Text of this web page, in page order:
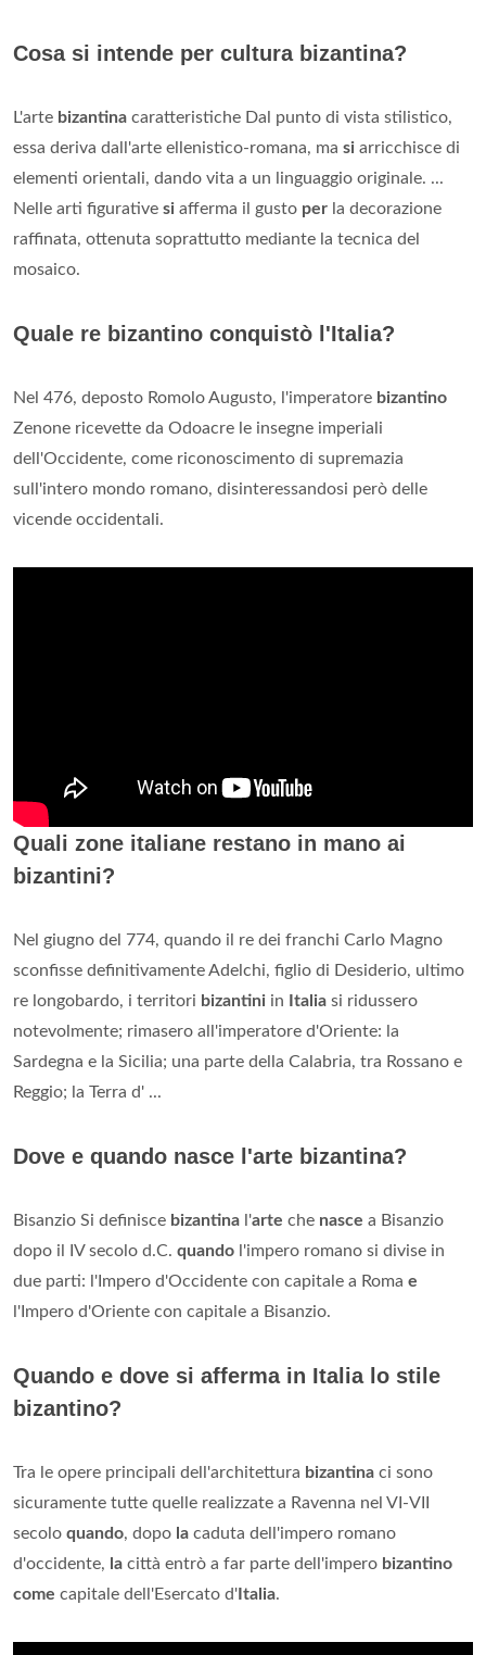
Cosa si intende per cultura bizantina?
L'arte bizantina caratteristiche Dal punto di vista stilistico,
essa deriva dall'arte ellenistico-romana, ma si arricchisce di
elementi orientali, dando vita a un linguaggio originale. ...
Nelle arti figurative si afferma il gusto per la decorazione
raffinata, ottenuta soprattutto mediante la tecnica del
mosaico.
Quale re bizantino conquistò l'Italia?
Nel 476, deposto Romolo Augusto, l'imperatore bizantino
Zenone ricevette da Odoacre le insegne imperiali
dell'Occidente, come riconoscimento di supremazia
sull'intero mondo romano, disinteressandosi però delle
vicende occidentali.
Quali zone italiane restano in mano ai
bizantini?
Nel giugno del 774, quando il re dei franchi Carlo Magno
sconfisse definitivamente Adelchi, figlio di Desiderio, ultimo
re longobardo, i territori bizantini in Italia si ridussero
notevolmente; rimasero all'imperatore d'Oriente: la
Sardegna e la Sicilia; una parte della Calabria, tra Rossano e
Reggio; la Terra d' ...
Dove e quando nasce l'arte bizantina?
Bisanzio Si definisce bizantina l'arte che nasce a Bisanzio
dopo il IV secolo d.C. quando l'impero romano si divise in
due parti: l'Impero d'Occidente con capitale a Roma e
l'Impero d'Oriente con capitale a Bisanzio.
Quando e dove si afferma in Italia lo stile
bizantino?
Tra le opere principali dell'architettura bizantina ci sono
sicuramente tutte quelle realizzate a Ravenna nel VI-VII
secolo quando, dopo la caduta dell'impero romano
d'occidente, la città entrò a far parte dell'impero bizantino
come capitale dell'Esercato d' Italia.